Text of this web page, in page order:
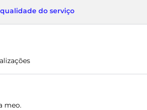
do serviço
meo.